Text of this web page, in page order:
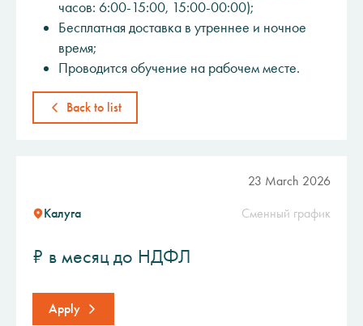
часов: 6:00-15:00, 15:00-00:00);
Бесплатная доставка в утреннее и ночное
время;
Проводится обучение на рабочем месте.
Back to list
23 March 2026
Калуга Сменный график
₽ в месяц до НДФЛ
Apply